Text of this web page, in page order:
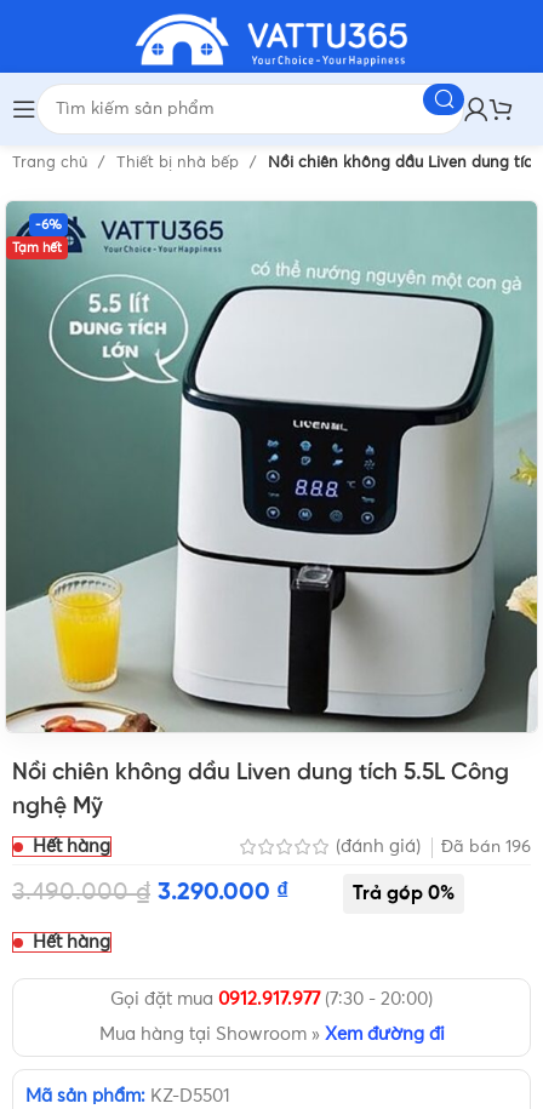
Trang chủ Thiết bị nhà bếp Nồi chiên không dầu Liven dung
-6%
Tạm hết
Nồi chiên không dầu Liven dung tích 5.5L Công
nghệ Mỹ
Hết hàng (đánh giá) Đã bán 196
3.490.000₫ 3.290.000 ₫
Hết hàng
Gọi đặt mua 0912.917.977(7:30 - 20:00)
Mua hàng tại Showroom » Xem đường đi
Mã sản phẩm: KZ-D5501